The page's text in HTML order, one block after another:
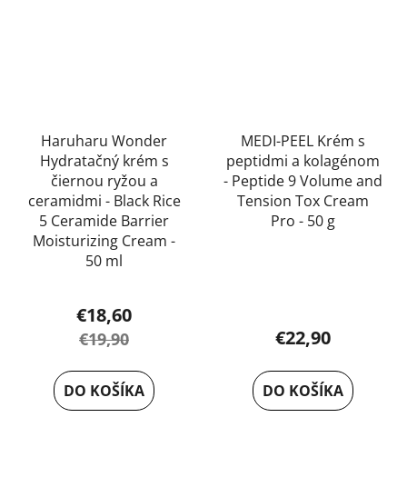
Haruharu Wonder
Hydratačný krém s
čiernou ryžou a
ceramidmi - Black Rice
5 Ceramide Barrier
Moisturizing Cream -
50 ml
hodnotenie
produktu
je
5,0
€18,60
€19,90
DO KOŠÍKA
MEDI-PEEL Krém s
peptidmi a kolagénom
- Peptide 9 Volume and
Tension Tox Cream
Pro - 50 g
je
z
5
€22,90
DO KOŠÍKA